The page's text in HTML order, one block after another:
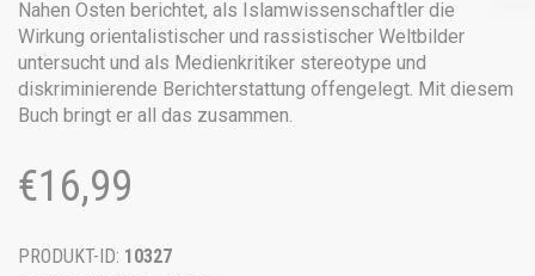
Nahen Osten berichtet, als Islamwissenschaftler die
Wirkung orientalistischer und rassistischer Weltbilder
untersucht und als Medienkritiker stereotype und
diskriminierende Berichterstattung offengelegt. Mit diesem
Buch bringt er all das zusammen.
€16,99
PRODUKT-ID: 10327